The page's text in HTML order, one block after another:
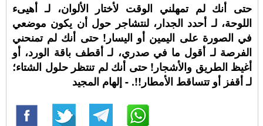
حتى أنك لم تمهلني الوقت لأختار الألوان، لـ أهيىء
اللوحة، لـ أحدد الجدار، لنتشاجر حول أن يكون موضعي
في الصورة على اليمين أو اليسار! حتى أنك لم تمنحني
الفرصة لـ أقول ما في صدري، لـ أقطف باقة الورد، أو
أغيظ الطريق والأشجار! حتى أنك لم تنتظر حلول الشتاء؛
لـ أقفز أو تتساقط الأمطار!!. - إلهام المجيد